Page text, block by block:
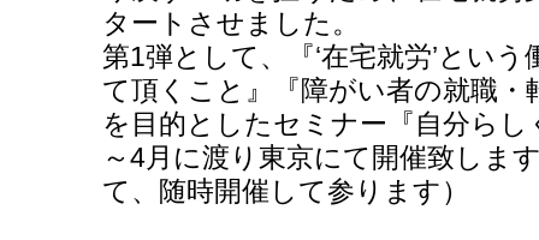
タートさせました。
第1弾として、『‘在宅就労’とい
て頂くこと』『障がい者の就職
を目的としたセミナー『自分ら
～4月に渡り東京にて開催致しま
て、随時開催して参ります）